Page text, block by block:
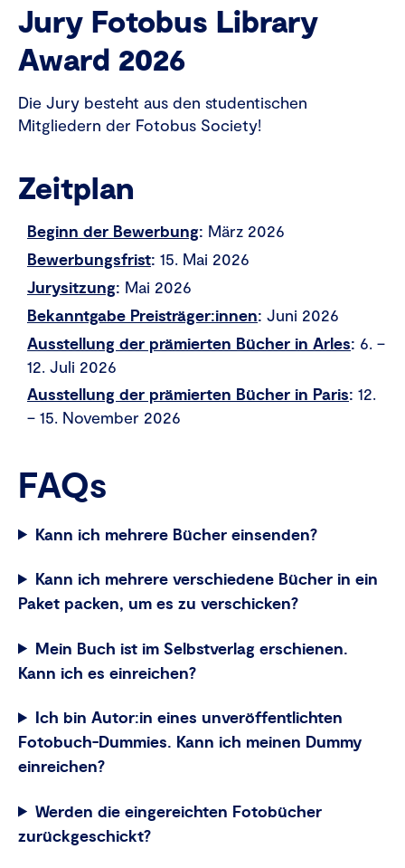
Jury Fotobus Library
Award 2026
Die Jury besteht aus den studentischen
Mitgliedern der Fotobus Society!
Zeitplan
Beginn der Bewerbung: März 2026
Bewerbungsfrist: 15. Mai 2026
Jurysitzung: Mai 2026
Bekanntgabe Preisträger:innen: Juni 2026
Ausstellung der prämierten Bücher in Arles: 6. –
12. Juli 2026
Ausstellung der prämierten Bücher in Paris: 12.
– 15. November 2026
FAQs
Kann ich mehrere Bücher einsenden?
Kann ich mehrere verschiedene Bücher in ein
Paket packen, um es zu verschicken?
Mein Buch ist im Selbstverlag erschienen.
Kann ich es einreichen?
Ich bin Autor:in eines unveröffentlichten
Fotobuch-Dummies. Kann ich meinen Dummy
einreichen?
Werden die eingereichten Fotobücher
zurückgeschickt?